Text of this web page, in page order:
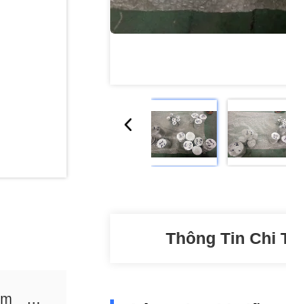
metalmeshes@gmail.com karen@bmmetalmesh.com
Thông Tin Chi